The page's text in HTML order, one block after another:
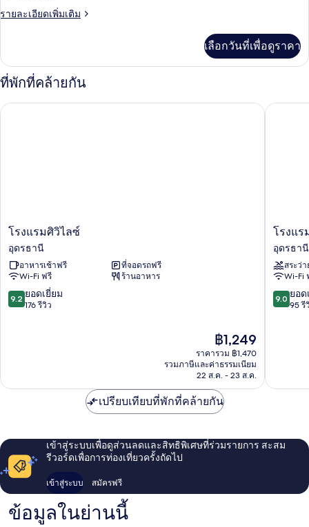
รายละเอียดเพิ่มเติม
ราย
เกี่ยว
กับ
Deluxe
Family
Room
เลือกวันที่เพื่อดูราคา
ที่พักที่คล้ายกัน
โรงแรม
อุดรธานี
โรงแรมศิวิไลซ์
อุดรธานี
อาหารเช้าฟรี
ที่จอดรถฟรี
Wi-Fi ฟรี
ร้านอาหาร
9.2
จาก
9.2 ยอดเยี่ยม
176 รีวิว
ราคา
ปัจจุบัน
คือ
฿1,249
฿1,249
ราคารวม ฿1,470
รวมภาษีและค่าธรรมเนียม
22 ส.ค. - 23 ส.ค.
โรงแรมศิวิไลซ์
โรงแรม
ดี
อุดรธานี
อุดรธานี
โรงแร
อุดรธานี
สระว่
Wi-Fi
9.0
จาก
9.0 ยอด
95 รี
โรงแรม
เปรียบเทียบที่พักที่คล้ายกัน
เข้าสู่ระบบเพื่อดูส่วนลดและสิทธิพิเศษที่ร่วมรายการ สะสม
รีวอร์ดเพื่อการท่องเที่ยวครั้งถัดไป
เข้าสู่ระบบ สมัครฟรี
ข้อมูลในย่านนี้